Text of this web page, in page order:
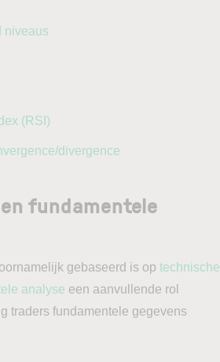
niveaus
(RSI)
divergence
fundamentele
gebaseerd is op technische
analyse een aanvullende rol
traders fundamentele gegevens